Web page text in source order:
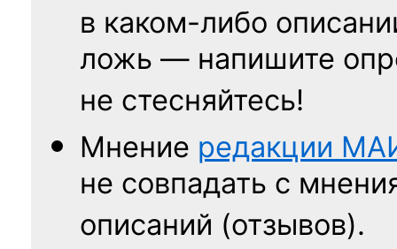
в каком-либо
ложь — напишите
не стесняйтесь!
Мнение редакции
не совпадать с
описаний (отзывов).